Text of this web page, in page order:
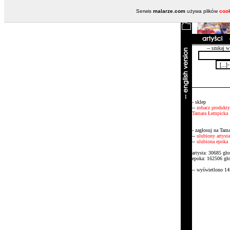
-- szukaj
- sklep
-- zobacz
Tamara Łempicka
- zagłosuj na
-- ulubiony artysta
-- ulubiona epoka
artysta: 30685
epoka: 162506
-- wyświetlono
Serwis malarze.com używa plików